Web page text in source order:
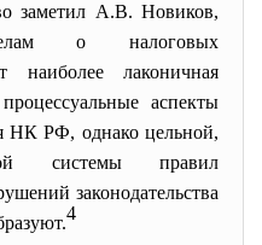
заметил А.В. Новиков,
о налоговых
наиболее лаконичная
аспекты
НК РФ, однако цельной,
системы правил
законодательства
4